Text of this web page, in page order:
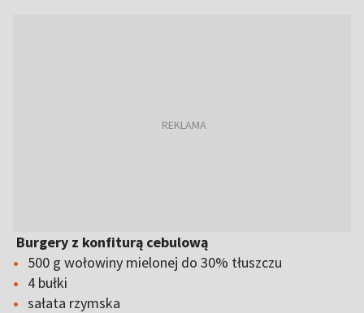
Burgery z konfiturą cebulową
500 g wołowiny mielonej do 30% tłuszczu
4 bułki
sałata rzymska